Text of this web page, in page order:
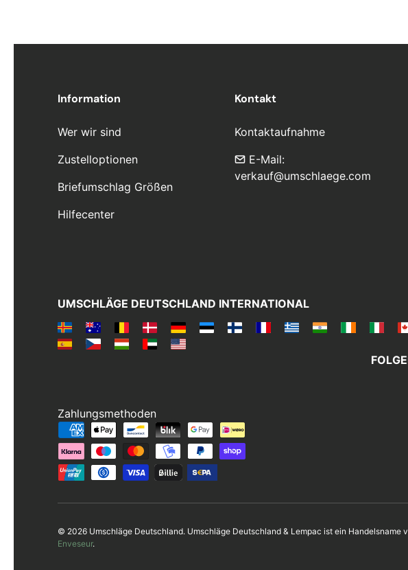
Information
Wer wir sind
Zustelloptionen
Briefumschlag Größen
Hilfecenter
Kontakt
Kontaktaufnahme
E-Mail:
verkauf@umschlaege.com
UMSCHLÄGE DEUTSCHLAND INTERNATIONAL
Zahlungsmethoden
Zahlungsmethoden
© 2026 Umschläge Deutschland. Umschläge Deutschland & Lempac ist ein Handelsname
Enveseur.